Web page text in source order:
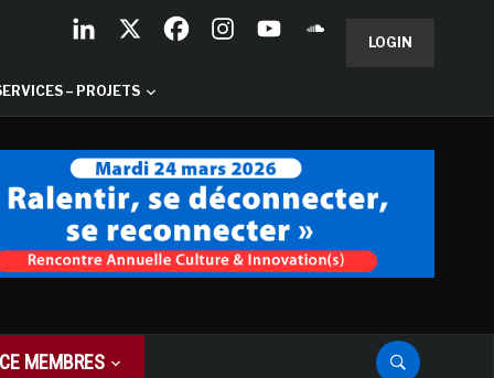
LOGIN
– PROJETS
MEMBRES